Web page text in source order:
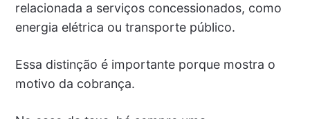
relacionada a serviços concessionados, como
energia elétrica ou transporte público.
Essa distinção é importante porque mostra o
motivo da cobrança.